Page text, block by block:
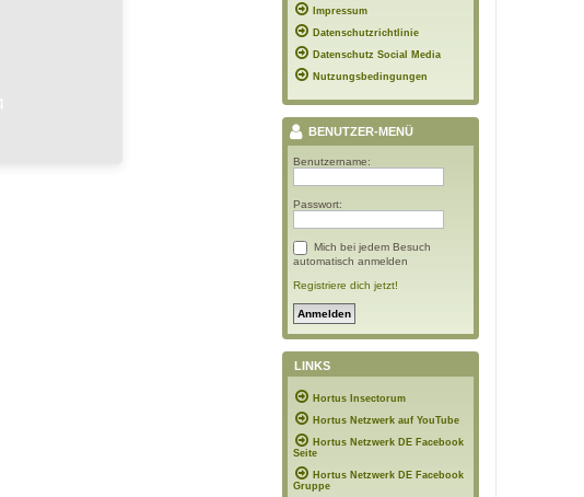
Impressum
Datenschutzrichtlinie
Datenschutz Social Media
Nutzungsbedingungen
BENUTZER-MENÜ
Benutzername:
Passwort:
Mich bei jedem Besuch
automatisch anmelden
Registriere dich jetzt!
LINKS
Hortus Insectorum
Hortus Netzwerk auf YouTube
Hortus Netzwerk DE Facebook
Seite
Hortus Netzwerk DE Facebook
Gruppe